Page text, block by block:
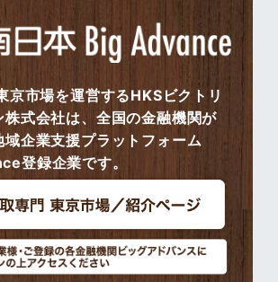
京市場を運営するHKSビクトリ
株式会社は、全国の金融機関が
域企業支援プラットフォーム
登録企業です。